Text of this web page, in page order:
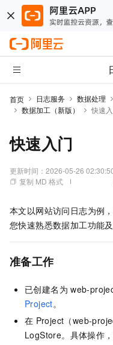
首页 日志服务 数据处理
数据加工（新版）
快速
快速入门
更新时间： 2026-05-26
复制 MD 格式
本文以网站访问日志为例
您快速熟悉数据加工功能及
准备工作
已创建名为 web-
Project。
在 Project（web-
LogStore。具体操作